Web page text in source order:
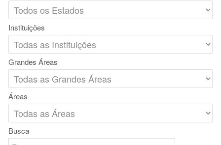
Instituições
Grandes Áreas
Áreas
Busca